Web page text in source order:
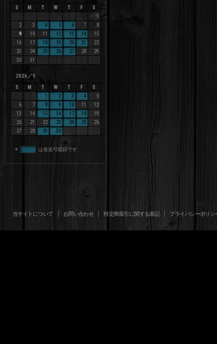
S
M T W T F
S
1
2
3 4 5 6 7
8
9
10 11 12 13 14
15
16
17 18 19 20 21
22
23
24 25 26 27 28
29
30
31
2026／9
S
M T W T F
S
1
2 3 4
5
6
7 8 9 10 11
12
13
14 15 16 17 18
19
20
21 22 23 24 25
26
27
28 29 30
※ は発送可能日です
当サイトについて お問い合わせ 特定商取引に関する表記 プライバシーポリシ